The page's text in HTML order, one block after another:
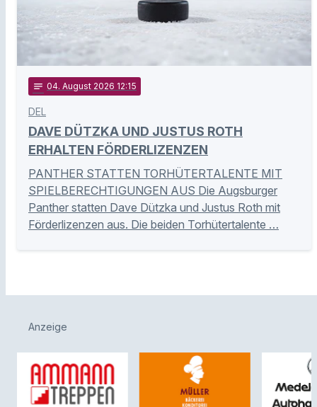
notes 04. August 2026 12:15
DEL
DAVE DÜTZKA UND JUSTUS ROTH
ERHALTEN FÖRDERLIZENZEN
PANTHER STATTEN TORHÜTERTALENTE MIT
SPIELBERECHTIGUNGEN AUS Die Augsburger
Panther statten Dave Dützka und Justus Roth mit
Förderlizenzen aus. Die beiden Torhütertalente …
Anzeige